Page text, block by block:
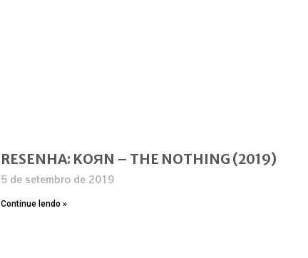
RESENHA: KOЯN – THE NOTHING (2019)
5 de setembro de 2019
Continue lendo »